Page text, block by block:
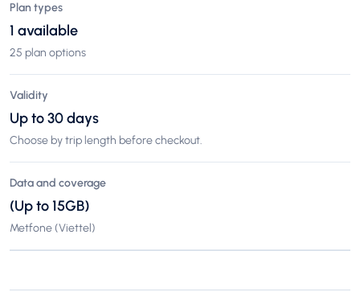
Plan types
1 available
25 plan options
Validity
Up to 30 days
Choose by trip length before checkout.
Data and coverage
(Up to 15GB)
Metfone (Viettel)